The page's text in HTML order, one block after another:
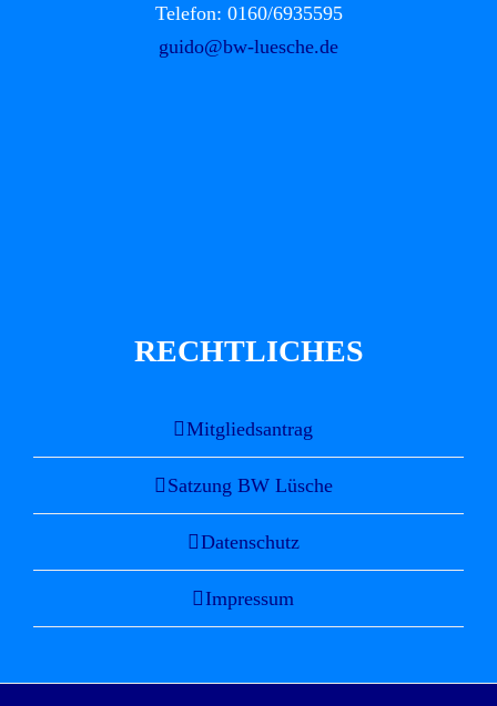
Telefon: 0160/6935595
guido@bw-luesche.de
RECHTLICHES
Mitgliedsantrag
Satzung BW Lüsche
Datenschutz
Impressum